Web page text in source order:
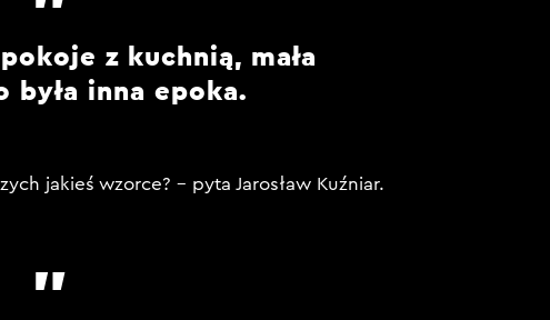
z kuchnią, mała
była inna epoka.
jakieś wzorce? – pyta Jarosław Kuźniar.